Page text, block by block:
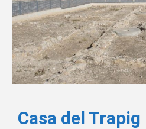
Casa del Trapig